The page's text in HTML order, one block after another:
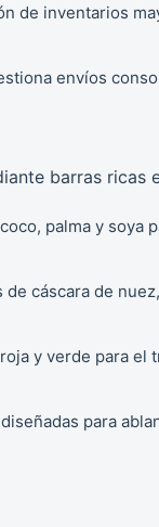
de inventarios
envíos
barras ricas
palma y soya
cáscara de
y verde para el
para